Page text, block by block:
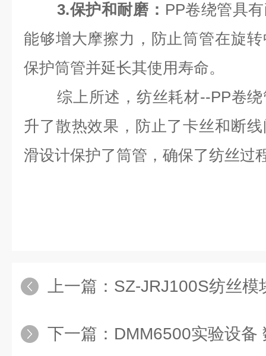
‌3.保护和耐磨‌： PP卷绕管具
能够增大摩擦力，防止筒管在旋
保护筒管并延长其使用寿命‌。
综上所述，纺丝耗材--PP卷
升了散热效果，防止了卡丝和断
滑设计保护了筒管，确保了纺丝过
上一篇： SZ-JRJ100S纺丝模
下一篇： DMM6500实验设备